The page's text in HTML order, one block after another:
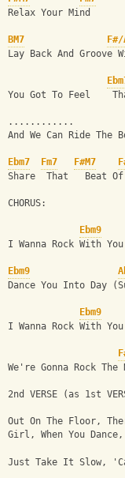
Relax Your Mind
BM7
F#/
Lay Back And Groove
You Got To Feel
............
And We Can Ride The
Ebm7 Fm7 F#M7
Share  That   Beat Of
CHORUS:
Ebm9
I Wanna Rock With
Ebm9
Dance You Into Day
Ebm9
I Wanna Rock With
We're Gonna Rock The
2nd VERSE (as 1st
Out On The Floor,
Girl, When You
Just Take It Slow,